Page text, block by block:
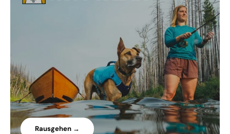
Rausgehen →